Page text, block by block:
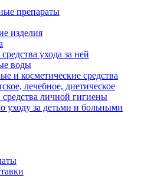
препараты
изделия
ухода за ней
воды
и косметические средства
лечебное, диетическое
личной гигиены
уходу за детьми и больными